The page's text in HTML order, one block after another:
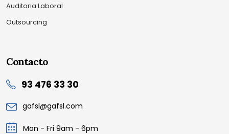
Auditoria Laboral
Outsourcing
Contacto
93 476 33 30
gafsl@gafsl.com
Mon - Fri 9am - 6pm